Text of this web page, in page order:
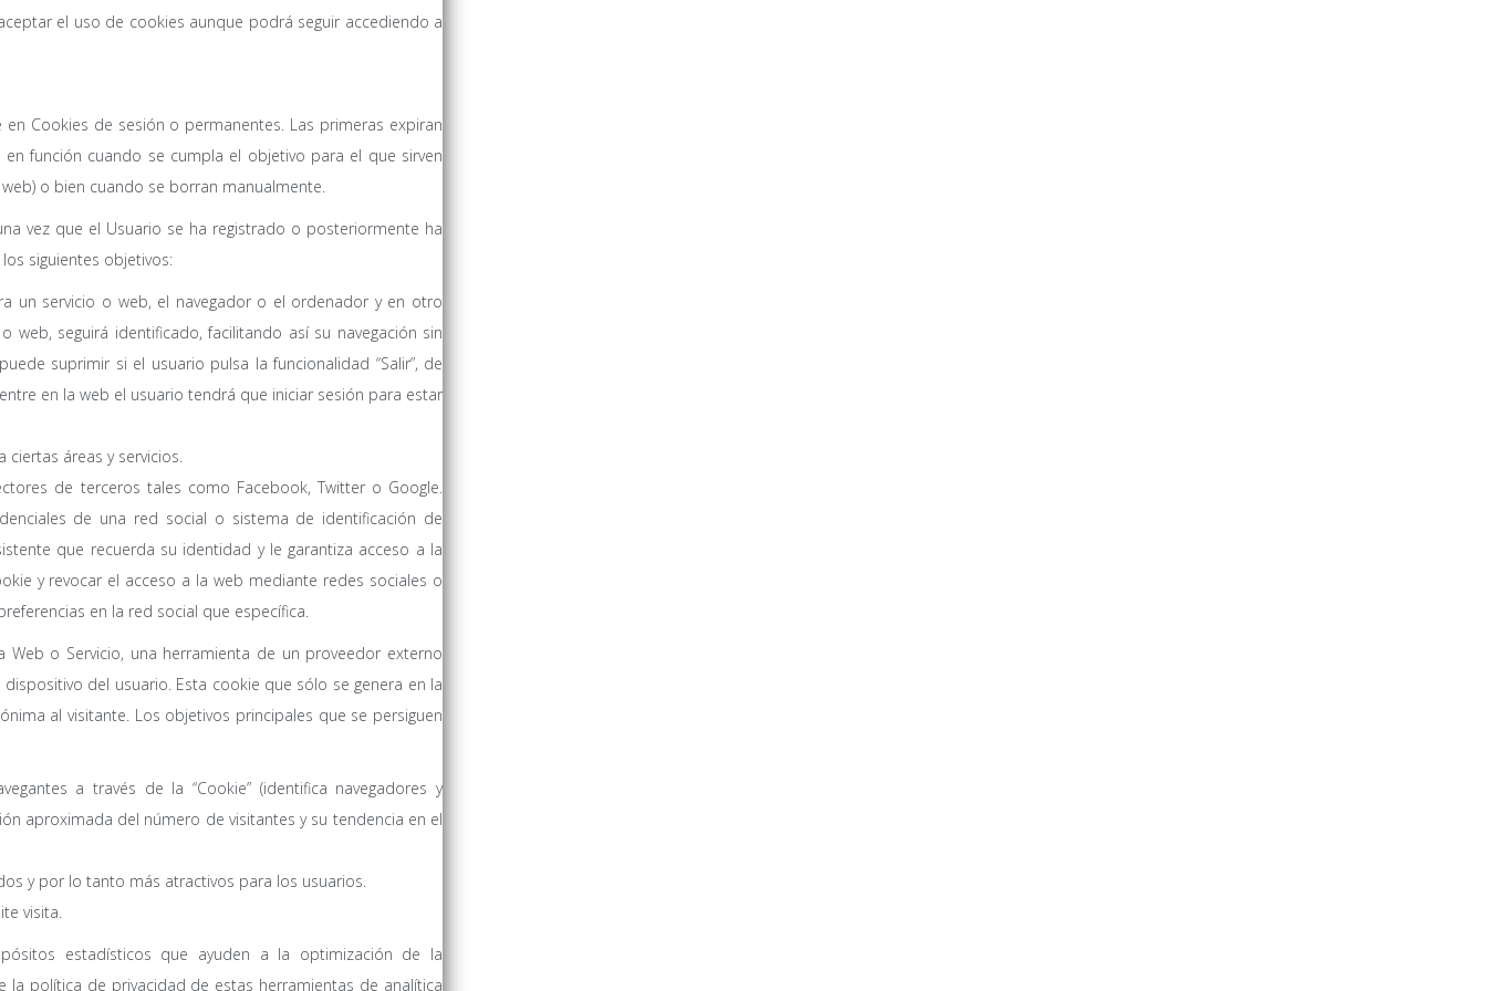
el uso de cookies aunque podrá seguir accediendo a
Cookies de sesión o permanentes. Las primeras expiran
función cuando se cumpla el objetivo para el que sirven
o bien cuando se borran manualmente.
vez que el Usuario se ha registrado o posteriormente ha
siguientes objetivos:
un servicio o web, el navegador o el ordenador y en otro
seguirá identificado, facilitando así su navegación sin
suprimir si el usuario pulsa la funcionalidad “Salir”, de
en la web el usuario tendrá que iniciar sesión para estar
áreas y servicios.
de terceros tales como Facebook, Twitter o Google.
de una red social o sistema de identificación de
que recuerda su identidad y le garantiza acceso a la
y revocar el acceso a la web mediante redes sociales o
en la red social que específica.
o Servicio, una herramienta de un proveedor externo
del usuario. Esta cookie que sólo se genera en la
al visitante. Los objetivos principales que se persiguen
a través de la “Cookie” (identifica navegadores y
aproximada del número de visitantes y su tendencia en el
y por lo tanto más atractivos para los usuarios.
visita.
estadísticos que ayuden a la optimización de la
política de privacidad de estas herramientas de analítica